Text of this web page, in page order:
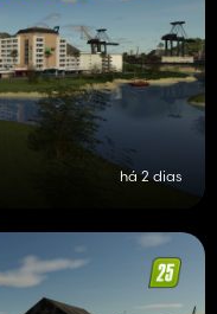
há 2 dias